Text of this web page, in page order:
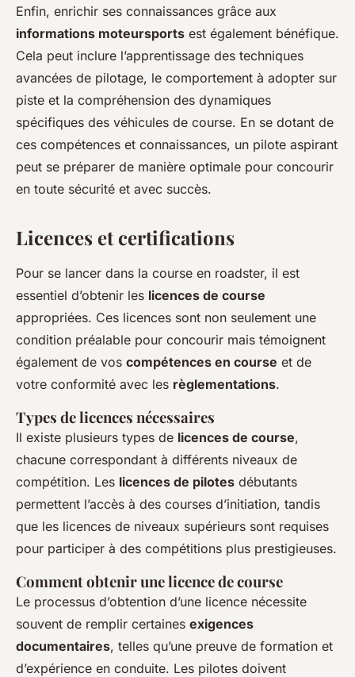
Enfin, enrichir ses connaissances grâce aux
informations moteursports est également bénéfique.
Cela peut inclure l’apprentissage des techniques
avancées de pilotage, le comportement à adopter sur
piste et la compréhension des dynamiques
spécifiques des véhicules de course. En se dotant de
ces compétences et connaissances, un pilote aspirant
peut se préparer de manière optimale pour concourir
en toute sécurité et avec succès.
Licences et certifications
Pour se lancer dans la course en roadster, il est
essentiel d’obtenir les licences de course
appropriées. Ces licences sont non seulement une
condition préalable pour concourir mais témoignent
également de vos compétences en course et de
votre conformité avec les règlementations.
Types de licences nécessaires
Il existe plusieurs types de licences de course,
chacune correspondant à différents niveaux de
compétition. Les licences de pilotes débutants
permettent l’accès à des courses d’initiation, tandis
que les licences de niveaux supérieurs sont requises
pour participer à des compétitions plus prestigieuses.
Comment obtenir une licence de course
Le processus d’obtention d’une licence nécessite
souvent de remplir certaines exigences
documentaires, telles qu’une preuve de formation et
d’expérience en conduite. Les pilotes doivent